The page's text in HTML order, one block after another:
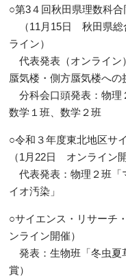
○第3４回秋田県理数科合
（11月15日 秋田県総
ライン）
代表発表（オンライン
蜃気楼・側方蜃気楼への
分科会口頭発表：物理
数学１班、数学２班
○令和３年度東北地区サ
（1月22日 オンライン開
代表発表：物理２班「
イオ汚染」
○サイエンス・リサーチ
ンライン開催）
発表：生物班「冬虫夏
賞）